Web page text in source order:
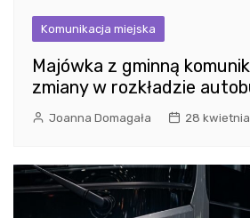
Komunikacja miejska
Majówka z gminną
zmiany w rozkładzie
Joanna Domagała 28